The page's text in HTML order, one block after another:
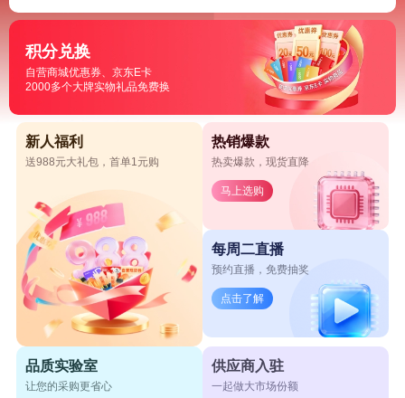
积分兑换
自营商城优惠券、京东E卡
2000多个大牌实物礼品免费换
新人福利
送988元大礼包，首单1元购
热销爆款
热卖爆款，现货直降
马上选购
每周二直播
预约直播，免费抽奖
点击了解
品质实验室
让您的采购更省心
供应商入驻
一起做大市场份额